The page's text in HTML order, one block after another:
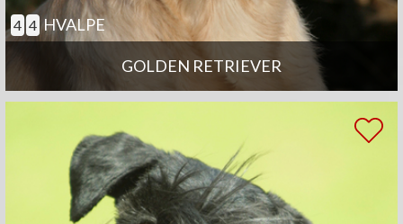
GOLDEN RETRIEVER
4 4 HVALPE